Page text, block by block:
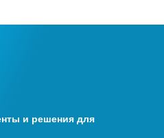
и решения для